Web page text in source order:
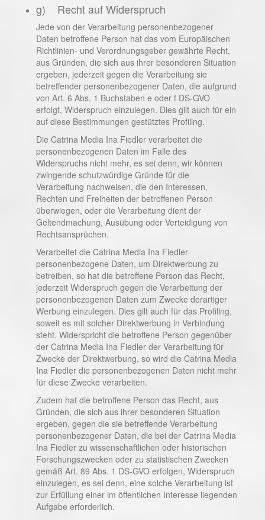
g) Recht auf Widerspruch
Jede von der Verarbeitung personenbezogener
Daten betroffene Person hat das vom Europäischen
Richtlinien- und Verordnungsgeber gewährte Recht,
aus Gründen, die sich aus ihrer besonderen Situation
ergeben, jederzeit gegen die Verarbeitung sie
betreffender personenbezogener Daten, die aufgrund
von Art. 6 Abs. 1 Buchstaben e oder f DS-GVO
erfolgt, Widerspruch einzulegen. Dies gilt auch für ein
auf diese Bestimmungen gestütztes Profiling.
Die Catrina Media Ina Fiedler verarbeitet die
personenbezogenen Daten im Falle des
Widerspruchs nicht mehr, es sei denn, wir können
zwingende schutzwürdige Gründe für die
Verarbeitung nachweisen, die den Interessen,
Rechten und Freiheiten der betroffenen Person
überwiegen, oder die Verarbeitung dient der
Geltendmachung, Ausübung oder Verteidigung von
Rechtsansprüchen.
Verarbeitet die Catrina Media Ina Fiedler
personenbezogene Daten, um Direktwerbung zu
betreiben, so hat die betroffene Person das Recht,
jederzeit Widerspruch gegen die Verarbeitung der
personenbezogenen Daten zum Zwecke derartiger
Werbung einzulegen. Dies gilt auch für das Profiling,
soweit es mit solcher Direktwerbung in Verbindung
steht. Widerspricht die betroffene Person gegenüber
der Catrina Media Ina Fiedler der Verarbeitung für
Zwecke der Direktwerbung, so wird die Catrina Media
Ina Fiedler die personenbezogenen Daten nicht mehr
für diese Zwecke verarbeiten.
Zudem hat die betroffene Person das Recht, aus
Gründen, die sich aus ihrer besonderen Situation
ergeben, gegen die sie betreffende Verarbeitung
personenbezogener Daten, die bei der Catrina Media
Ina Fiedler zu wissenschaftlichen oder historischen
Forschungszwecken oder zu statistischen Zwecken
gemäß Art. 89 Abs. 1 DS-GVO erfolgen, Widerspruch
einzulegen, es sei denn, eine solche Verarbeitung ist
zur Erfüllung einer im öffentlichen Interesse liegenden
Aufgabe erforderlich.